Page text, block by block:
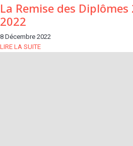
La Remise des
2022
8 Décembre 2022
LIRE LA SUITE